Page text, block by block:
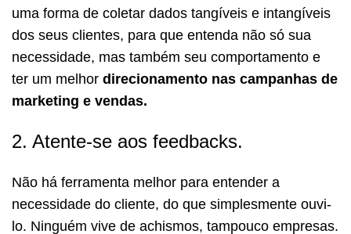
uma forma de coletar dados tangíveis e intangíveis
dos seus clientes, para que entenda não só sua
necessidade, mas também seu comportamento e
ter um melhor direcionamento nas campanhas de
marketing e vendas.
2. Atente-se aos feedbacks.
Não há ferramenta melhor para entender a
necessidade do cliente, do que simplesmente ouvi-
lo. Ninguém vive de achismos, tampouco empresas.